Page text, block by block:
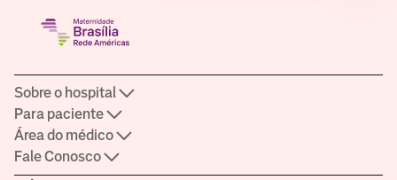
Sobre o hospital
Para paciente
Área do médico
Fale Conosco